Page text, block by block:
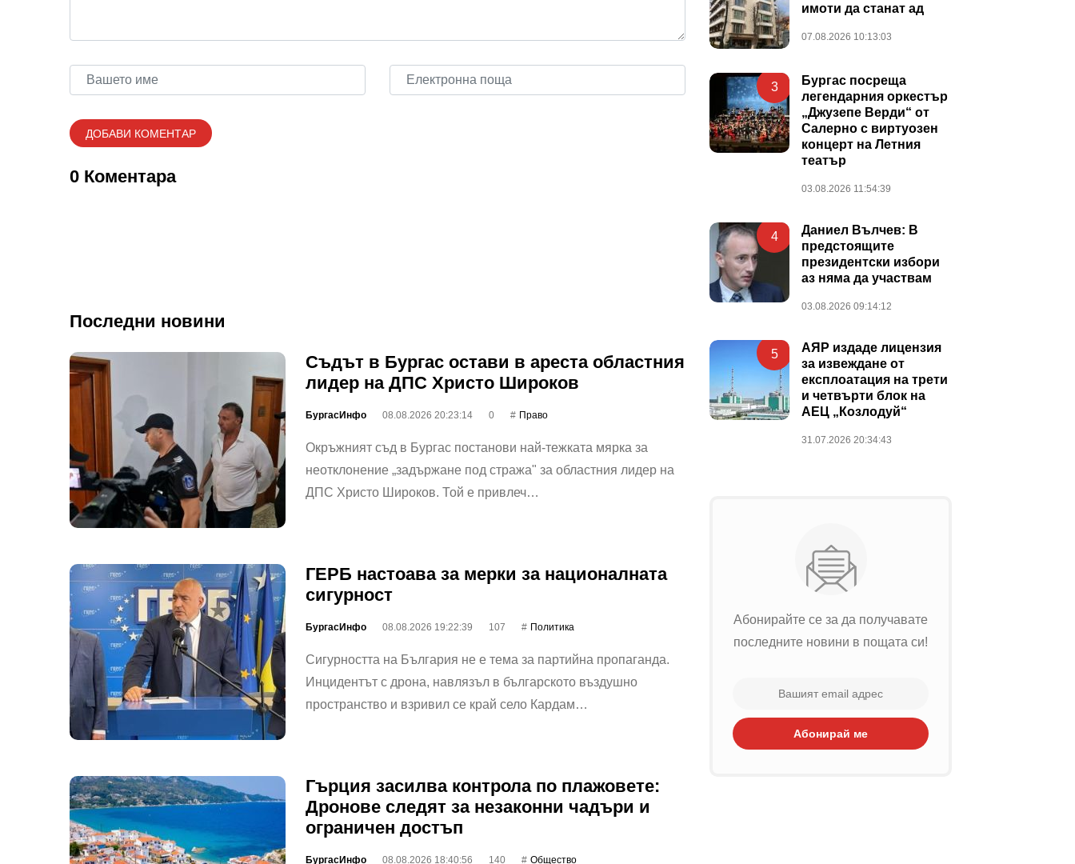
0 Коментара
Последни новини
Съдът в Бургас остави в ареста областния
лидер на ДПС Христо Широков
БургасИнфо 08.08.2026 20:23:14 0 Право
Окръжният съд в Бургас постанови най-тежката мярка за
неотклонение „задържане под стража" за областния лидер на
ДПС Христо Широков. Той е привлеч…
ГЕРБ настоава за мерки за националната
сигурност
БургасИнфо 08.08.2026 19:22:39 107 Политика
Сигурността на България не е тема за партийна пропаганда.
Инцидентът с дрона, навлязъл в българското въздушно
пространство и взривил се край село Кардам…
Гърция засилва контрола по плажовете:
Дронове следят за незаконни чадъри и
ограничен достъп
БургасИнфо 08.08.2026 18:40:56 140 Общество
имоти да станат ад
07.08.2026 10:13:03
3
Бургас посреща
легендарния оркестър
„Джузепе Верди“ от
Салерно с виртуозен
концерт на Летния
театър
03.08.2026 11:54:39
4
Даниел Вълчев: В
предстоящите
президентски избори
аз няма да участвам
03.08.2026 09:14:12
5
АЯР издаде лицензия
за извеждане от
експлоатация на трети
и четвърти блок на
АЕЦ „Козлодуй“
31.07.2026 20:34:43
Абонирайте се за да получавате
последните новини в пощата си!
Абонирай ме